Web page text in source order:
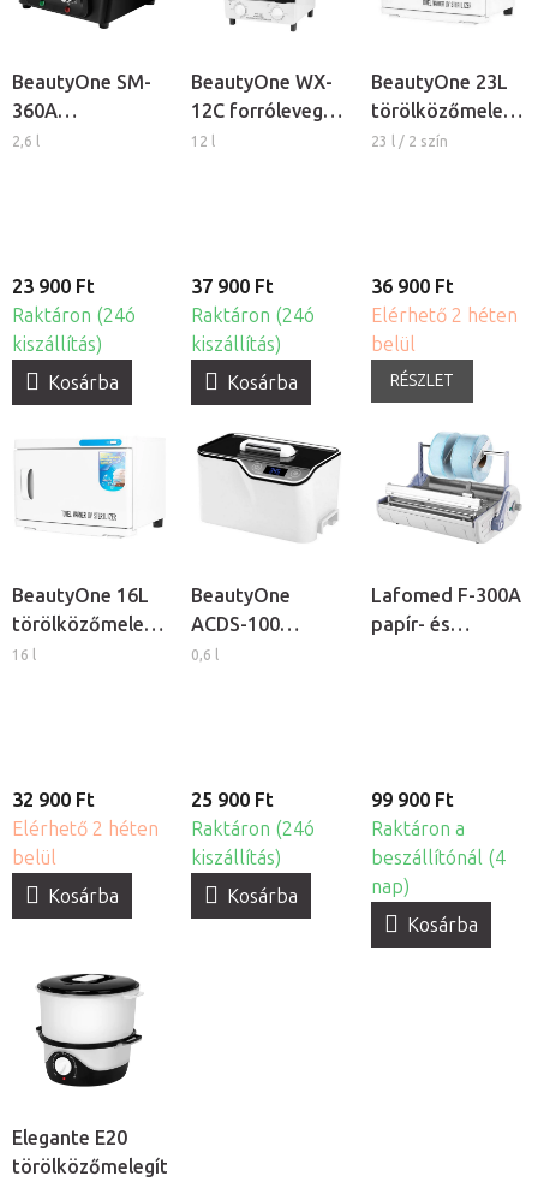
BeautyOne SM-
360A
forrólevegős
2,6 l
23 900 Ft
Raktáron (24ó
kiszállítás)
Kosárba
BeautyOne WX-
12C forrólevegős
sterilizátor
12 l
37 900 Ft
Raktáron (24ó
kiszállítás)
Kosárba
BeautyOne 23L
törölközőmelegítő
UV-C
23 l / 2 szín
36 900 Ft
Elérhető 2 héten
belül
RÉSZLET
BeautyOne 16L
törölközőmelegítő
UV-C
16 l
32 900 Ft
Elérhető 2 héten
belül
Kosárba
BeautyOne
ACDS-100
ultrahangos
0,6 l
25 900 Ft
Raktáron (24ó
kiszállítás)
Kosárba
Lafomed F-300A
papír- és
99 900 Ft
Raktáron a
beszállítónál (4
nap)
Kosárba
Elegante E20
törölközőmelegítő